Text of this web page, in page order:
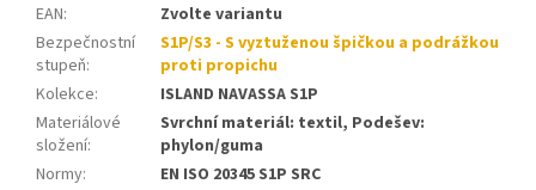
EAN:
Zvolte variantu
Bezpečnostní
stupeň:
S1P/S3 - S vyztuženou špičkou a podrážkou
proti propichu
Kolekce:
ISLAND NAVASSA S1P
Materiálové
složení:
Svrchní materiál: textil, Podešev:
phylon/guma
Normy:
EN ISO 20345 S1P SRC